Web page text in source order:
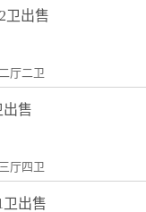
卫出售
厅二卫
出售
厅四卫
卫出售